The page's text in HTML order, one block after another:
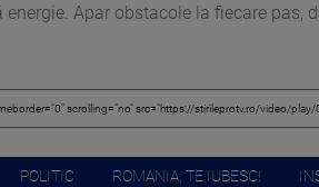
Apar obstacole la fiecare pas,
POLITIC ROMANIA, TE IUBESC!